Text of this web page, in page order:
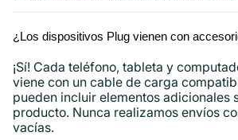
¿Los dispositivos Plug vienen con
¡Sí! Cada teléfono, tableta y
viene con un cable de carga
pueden incluir elementos adicionales
producto. Nunca realizamos envíos
vacías.